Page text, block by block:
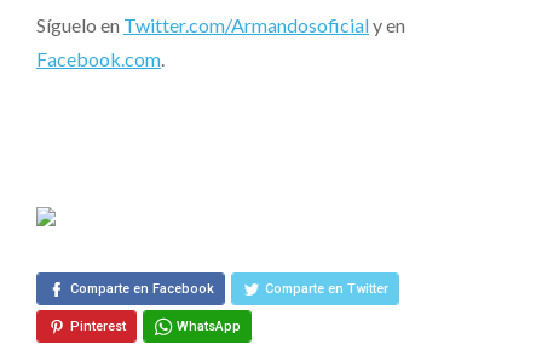
Síguelo en Twitter.com/Armandosoficialy en
Facebook.com
Comparte en Facebook Comparte en Twitter
Pinterest WhatsApp